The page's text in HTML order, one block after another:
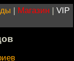
| Магазин | VIP